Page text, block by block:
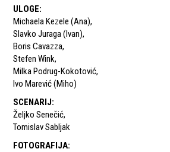
ULOGE:
Michaela Kezele (Ana),
Slavko Juraga (Ivan),
Boris Cavazza,
Stefen Wink,
Milka Podrug-Kokotović,
Ivo Marević (Miho)
SCENARIJ:
Željko Senečić,
Tomislav Sabljak
FOTOGRAFIJA: